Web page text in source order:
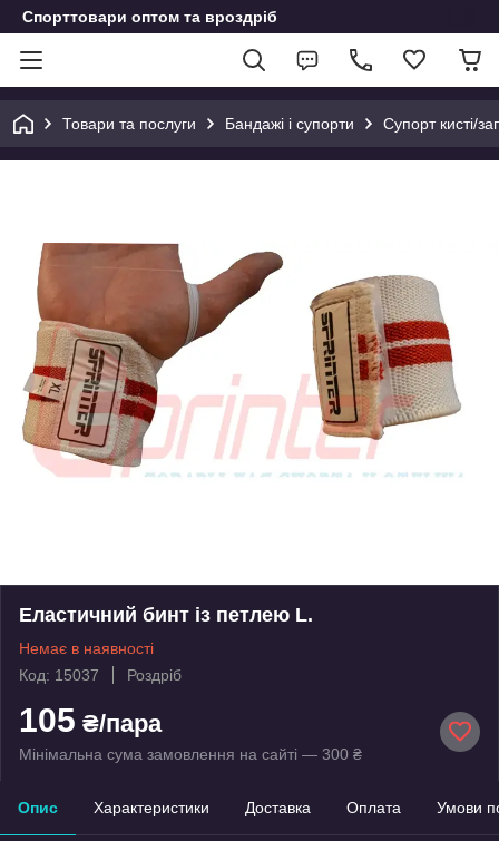
Спорттовари оптом та вроздріб
Товари та послуги Бандажі і супорти Супорт кисті/
Еластичний бинт із петлею L.
Немає в наявності
Код: 15037
Роздріб
105 ₴/пара
Мінімальна сума замовлення на сайті — 300 ₴
Опис Характеристики Доставка Оплата Умови